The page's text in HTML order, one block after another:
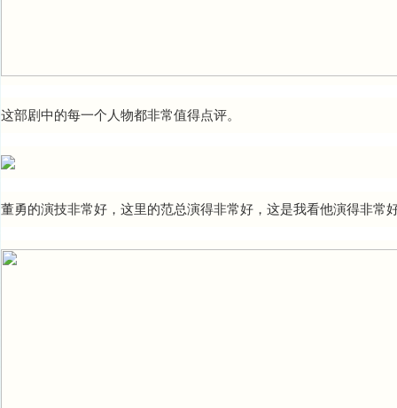
这部剧中的每一个人物都非常值得点评。
董勇的演技非常好，这里的范总演得非常好，这是我看他演得非常